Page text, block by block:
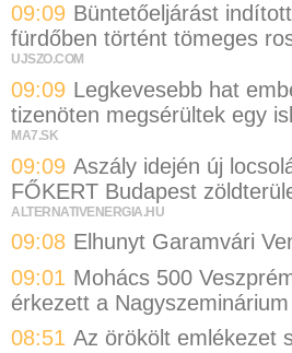
09:09 Büntetőeljárást
fürdőben történt tömeges
UJSZO.COM
09:09 Legkevesebb hat
tizenöten megsérültek egy
MA7.SK
09:09 Aszály idején új
FŐKERT Budapest
ALTERNATIVENERGIA.HU
09:08 Elhunyt Garamvári
09:01 Mohács 500
érkezett a
08:51 Az örökölt emlékezet